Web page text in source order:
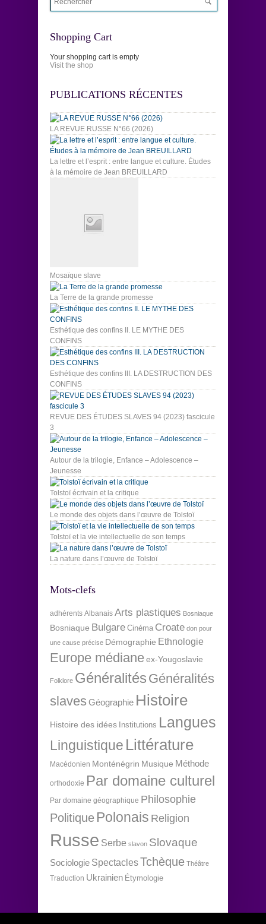
Shopping Cart
Your shopping cart is empty
Visit the shop
PUBLICATIONS RÉCENTES
LA REVUE RUSSE N°66 (2026)
La lettre et l’esprit : entre langue et culture. Études
à la mémoire de Jean BREUILLARD
Mosaïque slave
La Terre de la grande promesse
Esthétique des confins II. LE MYTHE DES
CONFINS
Esthétique des confins III. LA DESTRUCTION DES
CONFINS
REVUE DES ÉTUDES SLAVES 94 (2023) fascicule
3
Autour de la trilogie, Enfance – Adolescence –
Jeunesse
Tolstoï écrivain et la critique
Le monde des objets dans l’œuvre de Tolstoï
Tolstoï et la vie intellectuelle de son temps
La nature dans l’œuvre de Tolstoï
Mots-clefs
adhérents Albanais Arts plastiques Bosniaque
Bosniaque Bulgare Cinéma Croate don pour
une cause précise Démographie Ethnologie
Europe médianeex-Yougoslavie
Folklore Généralités Généralités
slaves Géographie Histoire
Histoire des idées Institutions Langues
Linguistique Littérature
Macédonien Monténégrin Musique Méthode
orthodoxie Par domaine culturel
Par domaine géographique Philosophie
Politique Polonais Religion
Russe Serbe slavon Slovaque
Sociologie SpectaclesTchèque Théâtre
Traduction Ukrainien Étymologie